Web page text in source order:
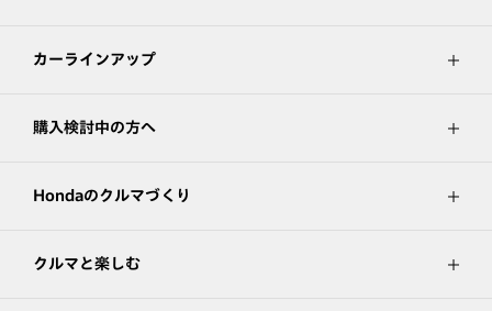
カーラインアップ
購入検討中の方へ
Hondaのクルマづくり
クルマと楽しむ